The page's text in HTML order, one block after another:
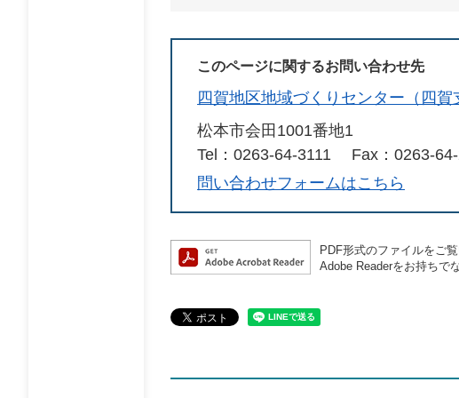
このページに関するお問い合わせ先
四賀地区地域づくりセンター（四賀
松本市会田1001番地1
Tel：0263-64-3111
Fax：0263-
問い合わせフォームはこちら
PDF形式のファイルをご
Adobe Readerをお持ちで